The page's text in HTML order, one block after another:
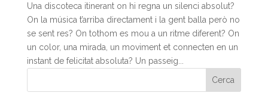
Una discoteca itinerant on hi regna un silenci absolut?
On la música t’arriba directament i la gent balla però no
se sent res? On tothom es mou a un ritme diferent? On
un color, una mirada, un moviment et connecten en un
instant de felicitat absoluta? Un passeig...
Cerca